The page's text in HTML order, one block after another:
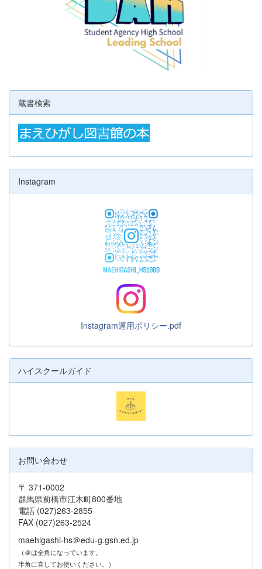
蔵書検索
Instagram
Instagram運用ポリシー.pdf
ハイスクールガイド
お問い合わせ
〒 371-0002
群馬県前橋市江木町800番地
電話 (027)263-2855
FAX (027)263-2524
maehigashi-hs＠edu-g.gsn.ed.jp
（＠は全角になっています。
半角に直してお使いください。）